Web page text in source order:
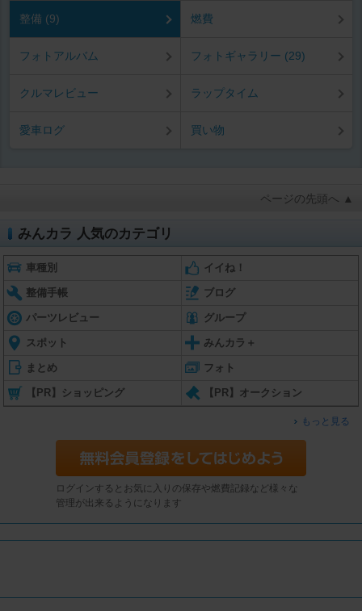
整備 (9) 燃費
フォトアルバム フォトギャラリー (29)
クルマレビュー ラップタイム
愛車ログ 買い物
ページの先頭へ ▲
みんカラ 人気のカテゴリ
車種別 イイね！
整備手帳 ブログ
パーツレビュー グループ
スポット みんカラ＋
まとめ フォト
【PR】ショッピング 【PR】オークション
もっと見る
ログインするとお気に入りの保存や燃費記録など様々な
管理が出来るようになります